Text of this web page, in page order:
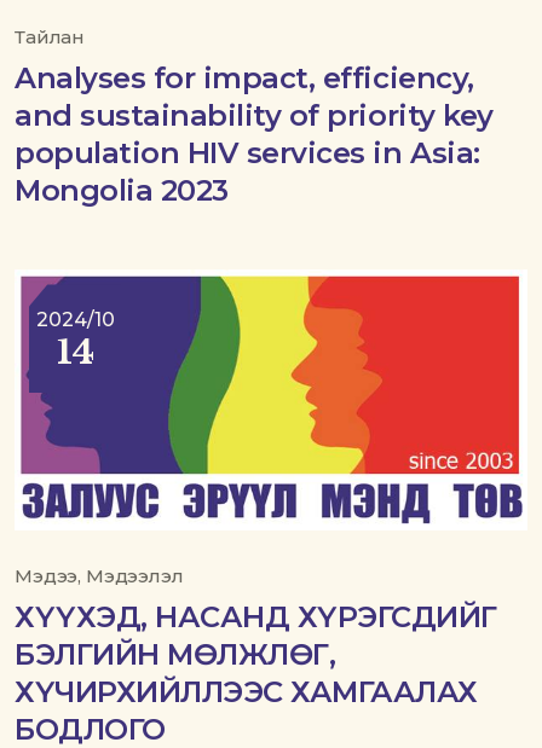
Тайлан
Analyses for impact, efficiency,
and sustainability of priority key
population HIV services in Asia:
Mongolia 2023
2024/10
14
Мэдээ, Мэдээлэл
ХҮҮХЭД, НАСАНД ХҮРЭГСДИЙГ
БЭЛГИЙН МӨЛЖЛӨГ,
ХҮЧИРХИЙЛЛЭЭС ХАМГААЛАХ
БОДЛОГО